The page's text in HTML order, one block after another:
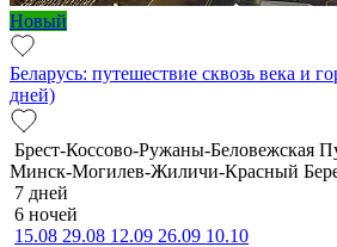
Новый
Беларусь: путешествие сквозь века и
дней)
Брест-Коссово-Ружаны-Беловежская
Минск-Могилев-Жиличи-Красный
7 дней
6 ночей
15.08 29.08 12.09 26.09 10.10